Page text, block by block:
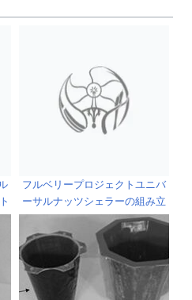
フルベリープロジェクトユニバ
ーサルナッツシェラーの組み立
て